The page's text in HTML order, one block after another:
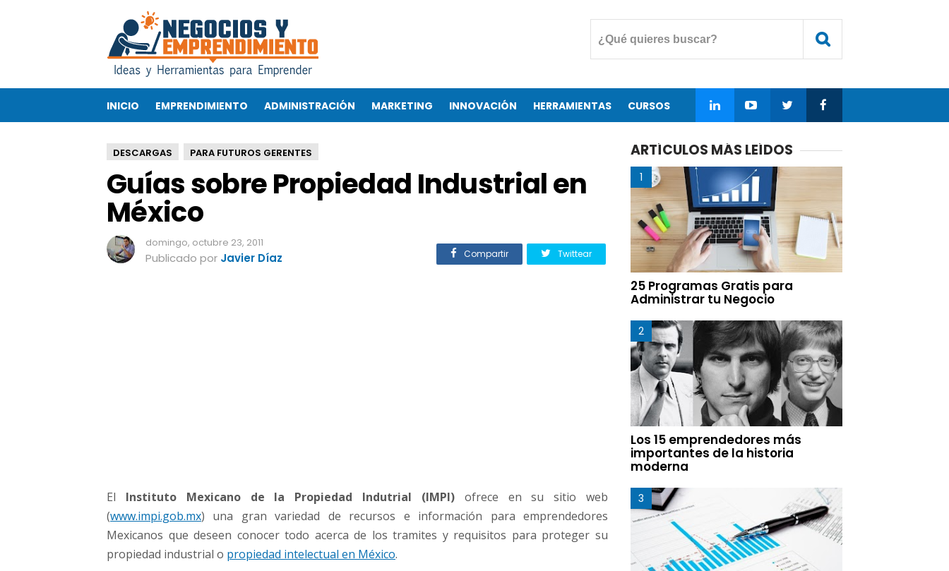
o
b
r
e
P
r
o
p
e
M
é
x
c
INICIO EMPRENDIMIENTO ADMINISTRACIÓN MARKETING INNOVACIÓN HERRAMIENTAS CURSOS
DESCARGAS PARA FUTUROS GERENTES
Guías sobre Propiedad Industrial en
México
domingo, octubre 23, 2011
Publicado por Javier Díaz Compartir Twittear
El Instituto Mexicano de la Propiedad Indutrial (IMPI)ofrece en su sitio web
(www.impi.gob.mx) una gran variedad de recursos e información para emprendedores
Mexicanos que deseen conocer todo acerca de los tramites y requisitos para proteger su
propiedad industrial o propiedad intelectual en México.
ARTÍCULOS MÁS LEÍDOS
25 Programas Gratis para
Administrar tu Negocio
Los 15 emprendedores más
importantes de la historia
moderna